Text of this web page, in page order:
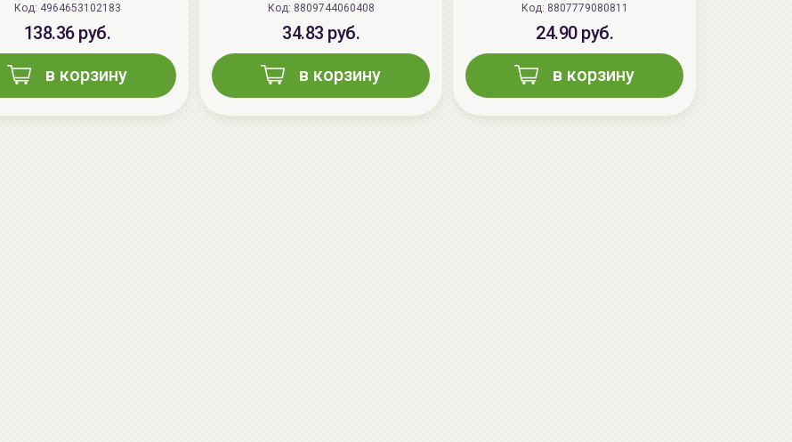
Код: 4964653102183
138.36 руб.
в корзину
Код: 8809744060408
34.83 руб.
в корзину
(Корея)
Код: 8807779080811
24.90 руб.
в корзину